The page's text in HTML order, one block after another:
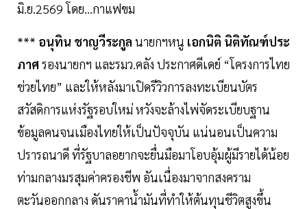
มิ.ย.2569 โดย...กาแฟขม
*** อนุทิน ชาญวีระกูล นายกฯหนู เอกนิติ นิติทัณฑ์ประ
ภาศรองนายกฯ และรมว.คลัง ประกาศดีเดย์ “โครงการไทย
ช่วยไทย” และให้หลังมาเปิดรีวิวการลงทะเบียนบัตร
สวัสดิการแห่งรัฐรอบใหม่ หวังจะล้างไพ่จัดระเบียบฐาน
ข้อมูลคนจนเมืองไทยให้เป็นปัจจุบัน แน่นอนเป็นความ
ปรารถนาดี ที่รัฐบาลอยากจะยื่นมือมาโอบอุ้มผู้มีรายได้น้อย
ท่ามกลางมรสุมค่าครองชีพ อันเนื่องมาจากสงคราม
ตะวันออกกลาง ดันราคานํ้ามันที่ทำให้ต้นทุนชีวิตสูงขึ้น